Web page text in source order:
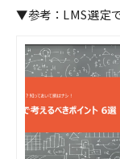
▼参考：LMS選定